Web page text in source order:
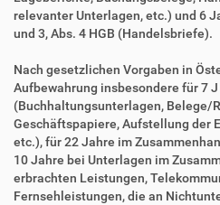
relevanter Unterlagen, etc.) und 6
und 3, Abs. 4 HGB (Handelsbriefe).
Nach gesetzlichen Vorgaben in
Aufbewahrung insbesondere für 7
(Buchhaltungsunterlagen, Belege/
Geschäftspapiere, Aufstellung der
etc.), für 22 Jahre im
10 Jahre bei Unterlagen im
erbrachten Leistungen,
Fernsehleistungen, die an